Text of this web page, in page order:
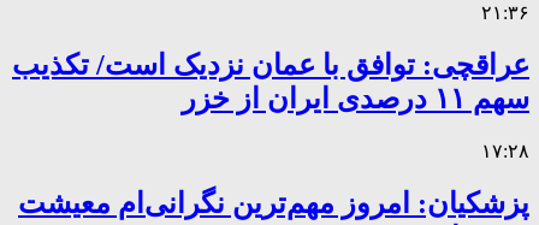
۲۱:۳۶
عراقچی: توافق با عمان نزدیک است/ تکذیب
سهم ۱۱ درصدی ایران از خزر
۱۷:۲۸
پزشکیان: امروز مهم‌ترین نگرانی‌ام معیشت